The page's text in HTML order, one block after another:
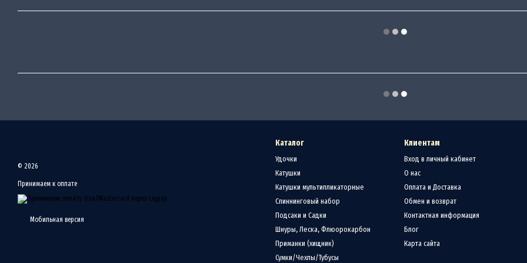
© 2026
Принимаем к оплате
Мобильная версия
Каталог
Удочки
Катушки
Катушки мультипликаторные
Спиннинговый набор
Подсаки и Садки
Шнуры, Леска, Флюорокарбон
Приманки (хищник)
Сумки/Чехлы/Тубусы
Клиентам
Вход в личный кабинет
О нас
Оплата и Доставка
Обмен и возврат
Контактная информация
Блог
Карта сайта